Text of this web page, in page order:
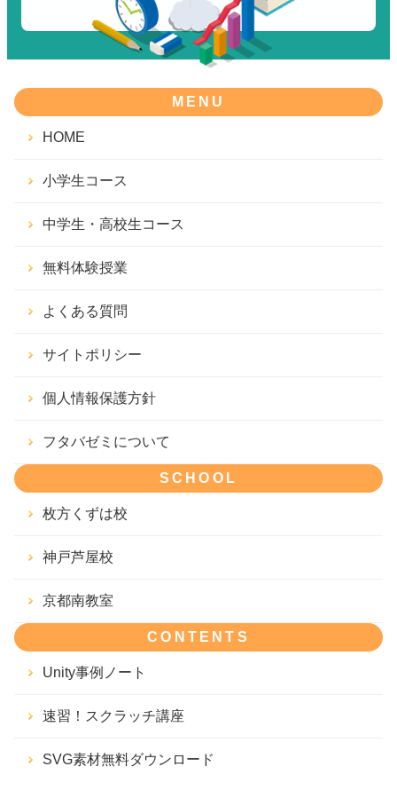
MENU
HOME
小学生コース
中学生・高校生コース
無料体験授業
よくある質問
サイトポリシー
個人情報保護方針
フタバゼミについて
SCHOOL
枚方くずは校
神戸芦屋校
京都南教室
CONTENTS
Unity事例ノート
速習！スクラッチ講座
SVG素材無料ダウンロード